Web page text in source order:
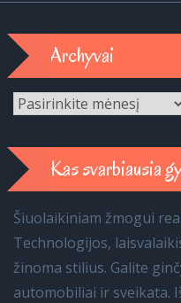
Archyvai
Archyvai
Kas svarbiausia
Šiuolaikiniam žmogui
Technologijos,
žinoma stilius. Galite
automobiliai ir sveikata.